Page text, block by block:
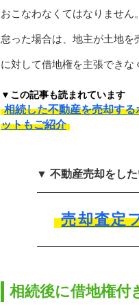
おこなわなくてはなりません。
怠った場合は、地主が土地
に対して借地権を主張できな
▼この記事も読まれています
相続した不動産を売却す
ットもご紹介
▼ 不動産売却をし
売却査定
相続後に借地権付